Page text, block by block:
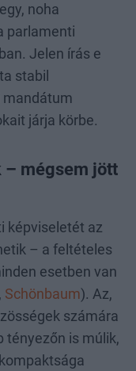
noha
parlamenti
Jelen írás e
stabil
mandátum
járja körbe.
– mégsem jött
képviseletét az
– a feltételes
esetben van
, Schönbaum). Az,
számára
tényezőn is múlik,